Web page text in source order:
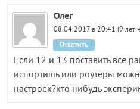
Олег
08.04.2017 в 20:41 (9 лет
Если 12 и 13 поставить все
испортишь или роутеры
настроек?кто нибудь
Ответить